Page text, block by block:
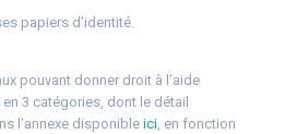
papiers d’identité.
pouvant donner droit à l’aide
3 catégories, dont le détail
l’annexe disponible ici, en fonction